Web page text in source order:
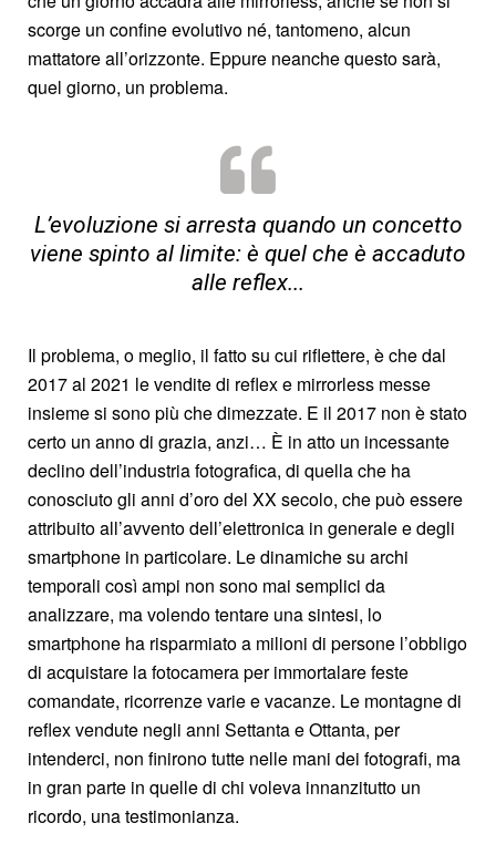
scorge un confine evolutivo né, tantomeno, alcun
mattatore all’orizzonte. Eppure neanche questo sarà,
quel giorno, un problema.
L’evoluzione si arresta quando un concetto
viene spinto al limite: è quel che è accaduto
alle reflex...
Il problema, o meglio, il fatto su cui riflettere, è che dal
2017 al 2021 le vendite di reflex e mirrorless messe
insieme si sono più che dimezzate. E il 2017 non è stato
certo un anno di grazia, anzi… È in atto un incessante
declino dell’industria fotografica, di quella che ha
conosciuto gli anni d’oro del XX secolo, che può essere
attribuito all’avvento dell’elettronica in generale e degli
smartphone in particolare. Le dinamiche su archi
temporali così ampi non sono mai semplici da
analizzare, ma volendo tentare una sintesi, lo
smartphone ha risparmiato a milioni di persone l’obbligo
di acquistare la fotocamera per immortalare feste
comandate, ricorrenze varie e vacanze. Le montagne di
reflex vendute negli anni Settanta e Ottanta, per
intenderci, non finirono tutte nelle mani dei fotografi, ma
in gran parte in quelle di chi voleva innanzitutto un
ricordo, una testimonianza.